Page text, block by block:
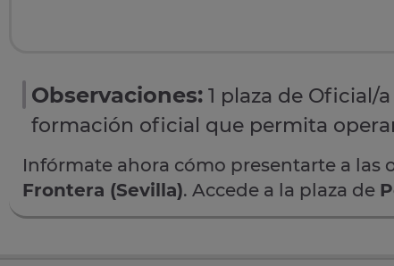
Observaciones: 1 plaza de Oficial/
formación oficial que permita
Infórmate ahora cómo presentarte a las
Frontera (Sevilla). Accede a la plaza de